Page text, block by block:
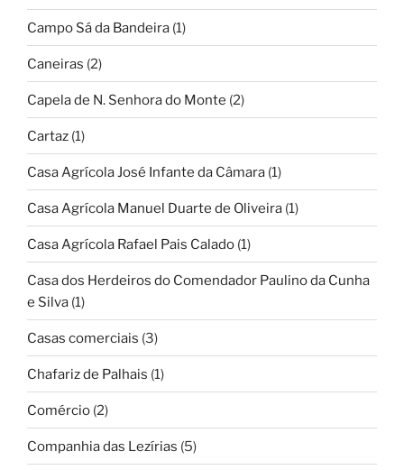
Campo Sá da Bandeira (1)
Caneiras (2)
Capela de N. Senhora do Monte (2)
Cartaz (1)
Casa Agrícola José Infante da Câmara (1)
Casa Agrícola Manuel Duarte de Oliveira (1)
Casa Agrícola Rafael Pais Calado (1)
Casa dos Herdeiros do Comendador Paulino da Cunha
e Silva (1)
Casas comerciais (3)
Chafariz de Palhais (1)
Comércio (2)
Companhia das Lezírias (5)